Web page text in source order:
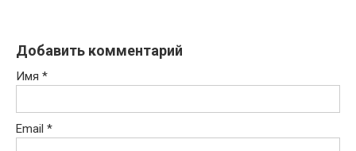
Добавить комментарий
Имя *
Email *